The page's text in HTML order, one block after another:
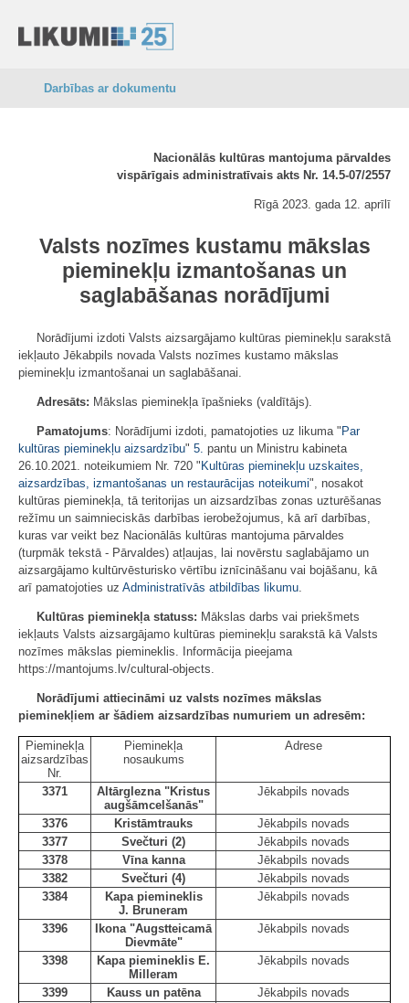
Darbības ar dokumentu
Nacionālās kultūras mantojuma pārvaldes
vispārīgais administratīvais akts Nr. 14.5-07/2557
Rīgā 2023. gada 12. aprīlī
Valsts nozīmes kustamu mākslas
pieminekļu izmantošanas un
saglabāšanas norādījumi
Norādījumi izdoti Valsts aizsargājamo kultūras pieminekļu sarakstā
iekļauto Jēkabpils novada Valsts nozīmes kustamo mākslas
pieminekļu izmantošanai un saglabāšanai.
Adresāts: Mākslas pieminekļa īpašnieks (valdītājs).
Pamatojums: Norādījumi izdoti, pamatojoties uz likuma " Par
kultūras pieminekļu aizsardzību" 5. pantu un Ministru kabineta
26.10.2021. noteikumiem Nr. 720 " Kultūras pieminekļu uzskaites,
aizsardzības, izmantošanas un restaurācijas noteikumi", nosakot
kultūras pieminekļa, tā teritorijas un aizsardzības zonas uzturēšanas
režīmu un saimnieciskās darbības ierobežojumus, kā arī darbības,
kuras var veikt bez Nacionālās kultūras mantojuma pārvaldes
(turpmāk tekstā - Pārvaldes) atļaujas, lai novērstu saglabājamo un
aizsargājamo kultūrvēsturisko vērtību iznīcināšanu vai bojāšanu, kā
arī pamatojoties uz Administratīvās atbildības likumu.
Kultūras pieminekļa statuss: Mākslas darbs vai priekšmets
iekļauts Valsts aizsargājamo kultūras pieminekļu sarakstā kā Valsts
nozīmes mākslas piemineklis. Informācija pieejama
https://mantojums.lv/cultural-objects.
Norādījumi attiecināmi uz valsts nozīmes mākslas
pieminekļiem ar šādiem aizsardzības numuriem un adresēm:
Pieminekļa
aizsardzības
Nr.
Pieminekļa
nosaukums
Adrese
3371
Altārglezna "Kristus
augšāmcelšanās"
Jēkabpils novads
3376 Kristāmtrauks
Jēkabpils novads
3377
Svečturi (2)
Jēkabpils novads
3378
Vīna kanna
Jēkabpils novads
3382
Svečturi (4)
Jēkabpils novads
3384
Kapa piemineklis
J. Bruneram
Jēkabpils novads
3396
Ikona "Augstteicamā
Dievmāte"
Jēkabpils novads
3398
Kapa piemineklis E.
Milleram
Jēkabpils novads
3399 Kauss un patēna
Jēkabpils novads